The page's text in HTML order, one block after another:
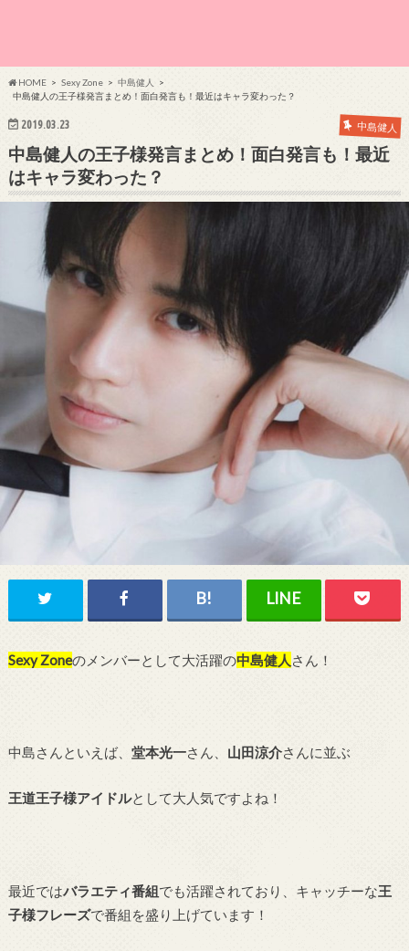
HOME Sexy Zone
中島健人
中島健人の王子様発言まとめ！面白発言も！最近はキャラ変わった？
2019.03.23 中島健人
中島健人の王子様発言まとめ！面白発言も！最近
はキャラ変わった？
Sexy Zoneのメンバーとして大活躍の中島健人 さん！
中島さんといえば、 堂本光一さん、 山田涼介さんに並ぶ
王道王子様アイドルとして大人気ですよね！
最近ではバラエティ番組でも活躍されており、キャッチーな王
子様フレーズで番組を盛り上げています！